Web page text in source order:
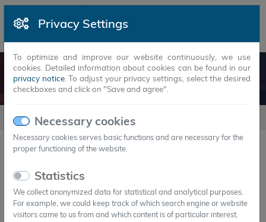
Privacy Settings
To optimize and improve our website continuously, we use
cookies. Detailed information about cookies can be found in our
privacy notice. To adjust your privacy settings, select the desired
checkboxes and click on "Save and agree".
Necessary cookies
Necessary cookies serves basic functions and are necessary for the
proper functioning of the website.
Statistics
We collect anonymized data for statistical and analytical purposes.
For example, we could keep track of which search engine or website
visitors came to us from and which content is of particular interest.
NEWSARTICLES
Newsarticles
22.Feb.2021
Axiotherm entwickelt nachhaltige